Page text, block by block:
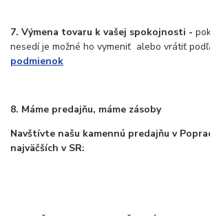
7. Výmena tovaru k vašej spokojnosti -
nesedí je možné ho vymeniť alebo vrátiť
podmienok
8. Máme predajňu, máme zásoby
Navštívte našu kamennú predajňu v
najväčších v SR: